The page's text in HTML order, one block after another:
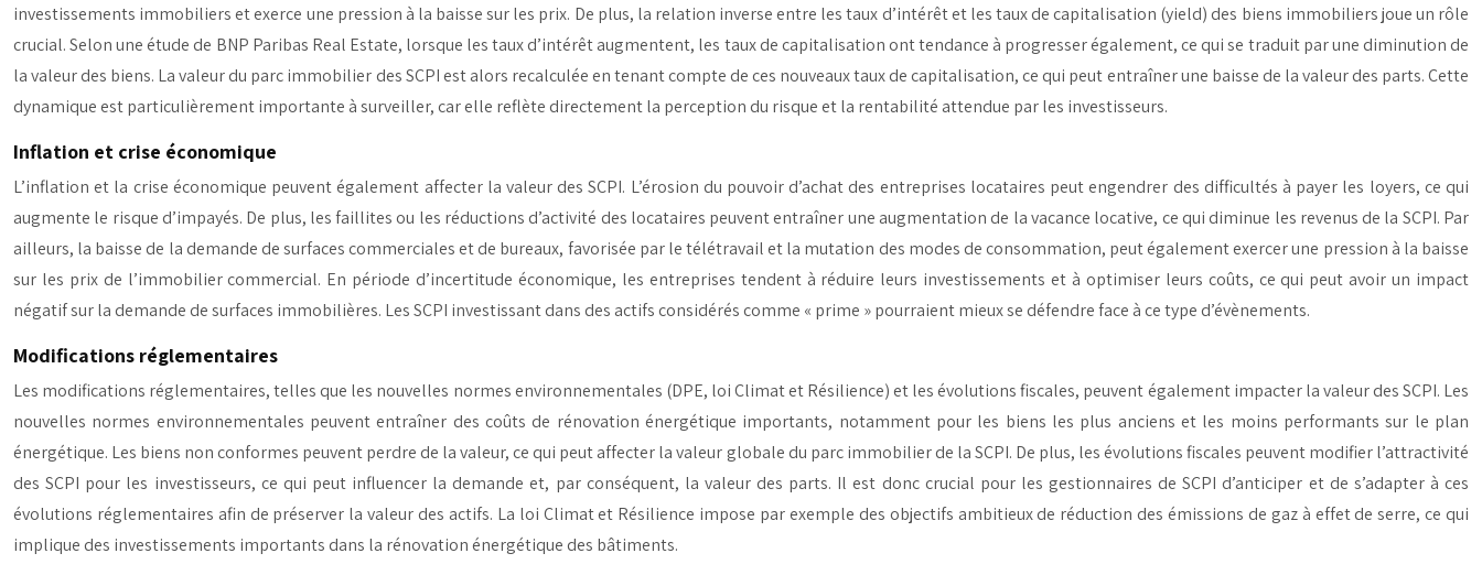
investissements immobiliers et exerce une pression à la baisse sur les prix. De plus, la relation inverse entre les taux d’intérêt et les taux de capitalisation (yield) des biens immobiliers joue un rôle
crucial. Selon une étude de BNP Paribas Real Estate, lorsque les taux d’intérêt augmentent, les taux de capitalisation ont tendance à progresser également, ce qui se traduit par une diminution de
la valeur des biens. La valeur du parc immobilier des SCPI est alors recalculée en tenant compte de ces nouveaux taux de capitalisation, ce qui peut entraîner une baisse de la valeur des parts. Cette
dynamique est particulièrement importante à surveiller, car elle reflète directement la perception du risque et la rentabilité attendue par les investisseurs.
Inflation et crise économique
L’inflation et la crise économique peuvent également affecter la valeur des SCPI. L’érosion du pouvoir d’achat des entreprises locataires peut engendrer des difficultés à payer les loyers, ce qui
augmente le risque d’impayés. De plus, les faillites ou les réductions d’activité des locataires peuvent entraîner une augmentation de la vacance locative, ce qui diminue les revenus de la SCPI. Par
ailleurs, la baisse de la demande de surfaces commerciales et de bureaux, favorisée par le télétravail et la mutation des modes de consommation, peut également exercer une pression à la baisse
sur les prix de l’immobilier commercial. En période d’incertitude économique, les entreprises tendent à réduire leurs investissements et à optimiser leurs coûts, ce qui peut avoir un impact
négatif sur la demande de surfaces immobilières. Les SCPI investissant dans des actifs considérés comme « prime » pourraient mieux se défendre face à ce type d’évènements.
Modifications réglementaires
Les modifications réglementaires, telles que les nouvelles normes environnementales (DPE, loi Climat et Résilience) et les évolutions fiscales, peuvent également impacter la valeur des SCPI. Les
nouvelles normes environnementales peuvent entraîner des coûts de rénovation énergétique importants, notamment pour les biens les plus anciens et les moins performants sur le plan
énergétique. Les biens non conformes peuvent perdre de la valeur, ce qui peut affecter la valeur globale du parc immobilier de la SCPI. De plus, les évolutions fiscales peuvent modifier l’attractivité
des SCPI pour les investisseurs, ce qui peut influencer la demande et, par conséquent, la valeur des parts. Il est donc crucial pour les gestionnaires de SCPI d’anticiper et de s’adapter à ces
évolutions réglementaires afin de préserver la valeur des actifs. La loi Climat et Résilience impose par exemple des objectifs ambitieux de réduction des émissions de gaz à effet de serre, ce qui
implique des investissements importants dans la rénovation énergétique des bâtiments.